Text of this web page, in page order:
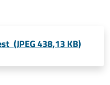
(JPEG 438,13 KB)